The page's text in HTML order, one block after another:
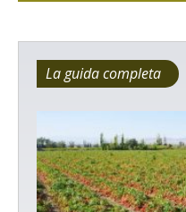
La guida completa